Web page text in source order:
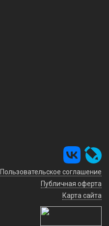
Пользовательское соглашение
Публичная оферта
Карта сайта